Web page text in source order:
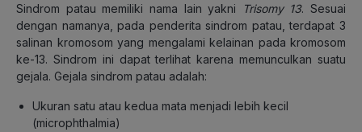
Sindrom patau memiliki nama lain yakni Trisomy 13. Sesuai
dengan namanya, pada penderita sindrom patau, terdapat 3
salinan kromosom yang mengalami kelainan pada kromosom
ke-13. Sindrom ini dapat terlihat karena memunculkan suatu
gejala. Gejala sindrom patau adalah:
Ukuran satu atau kedua mata menjadi lebih kecil
(microphthalmia)